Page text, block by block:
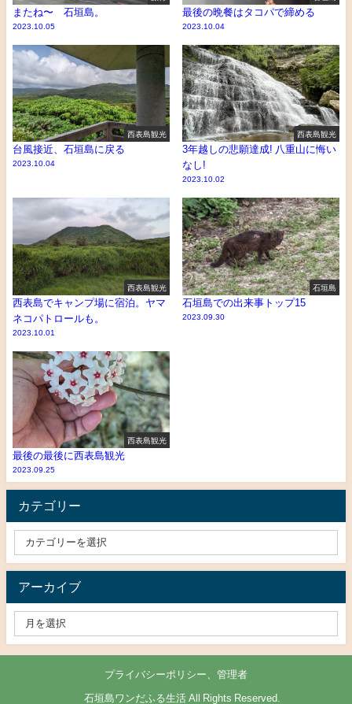
またね〜 石垣島。
2023.10.05
最後の晩餐はタコパで締める
2023.10.04
西表島観光
台風接近、石垣島に戻る
2023.10.04
西表島観光
3年越しの悲願達成! 八重山に悔い
なし!
2023.10.02
西表島観光
西表島でキャンプ場に宿泊。ヤマ
ネコパトロールも。
2023.10.01
石垣島
石垣島での出来事トップ15
2023.09.30
西表島観光
最後の最後に西表島観光
2023.09.25
カテゴリー
アーカイブ
プライバシーポリシー、管理者
© 石垣島ワンだふる生活 All Rights Reserved.